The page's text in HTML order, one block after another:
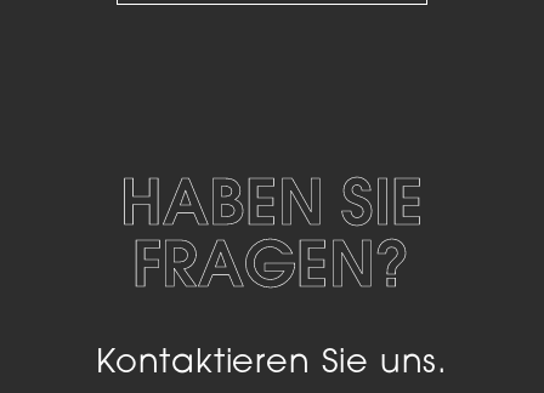
HABEN SIE
FRAGEN?
Kontaktieren Sie uns.